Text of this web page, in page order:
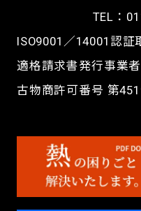
TEL：
ISO9001／14001認証
適格請求書発行事業
古物商許可番号 第